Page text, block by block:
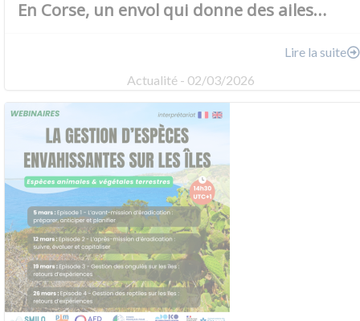
En Corse, un envol qui donne des ailes…
Lire la suite
Actualité - 02/03/2026